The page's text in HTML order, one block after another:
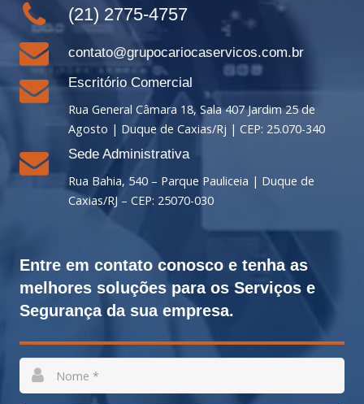
(21) 2775-4757
contato@grupocariocaservicos.com.br
Escritório Comercial
Rua General Câmara 18, Sala 407 Jardim 25 de
Agosto | Duque de Caxias/Rj | CEP: 25.070-340
Sede Administrativa
Rua Bahia, 540 – Parque Pauliceia | Duque de
Caxias/RJ – CEP: 25070-030
Entre em contato conosco e tenha as
melhores soluções para os Serviços e
Segurança da sua empresa.